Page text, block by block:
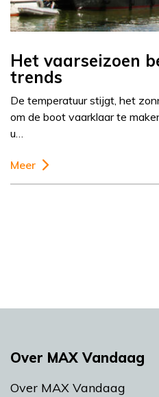
Het vaarseizoen
trends
De temperatuur stijgt, het
om de boot vaarklaar te
u…
Meer
Over MAX Vandaag
Over MAX Vandaag